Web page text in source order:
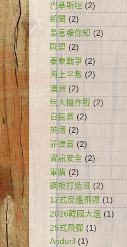
巴基斯坦 (2)
新聞 (2)
梟息報你知 (2)
歐盟 (2)
泰柬戰爭 (2)
海上平叛 (2)
澳洲 (2)
無人機作戰 (2)
自民黨 (2)
英國 (2)
菲律賓 (2)
資訊安全 (2)
軍購 (2)
鋼板打造班 (2)
12式反艦飛彈 (1)
2026韓國大選 (1)
25式飛彈 (1)
Anduril (1)